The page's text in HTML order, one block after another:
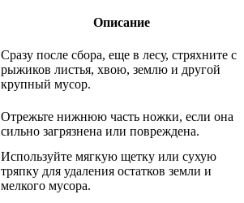
Описание
Сразу после сбора, еще в лесу, стряхните с
рыжиков листья, хвою, землю и другой
крупный мусор.
Отрежьте нижнюю часть ножки, если она
сильно загрязнена или повреждена.
Используйте мягкую щетку или сухую
тряпку для удаления остатков земли и
мелкого мусора.